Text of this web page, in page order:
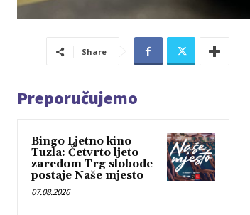
Share
Preporučujemo
Bingo Ljetno kino
Tuzla: Četvrto ljeto
zaredom Trg slobode
postaje Naše mjesto
07.08.2026